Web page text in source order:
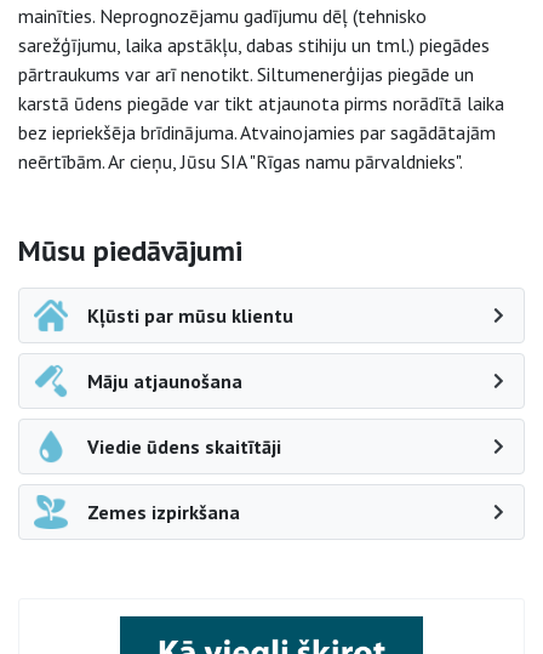
mainīties. Neprognozējamu gadījumu dēļ (tehnisko
sarežģījumu, laika apstākļu, dabas stihiju un tml.) piegādes
pārtraukums var arī nenotikt. Siltumenerģijas piegāde un
karstā ūdens piegāde var tikt atjaunota pirms norādītā laika
bez iepriekšēja brīdinājuma. Atvainojamies par sagādātajām
neērtībām. Ar cieņu, Jūsu SIA "Rīgas namu pārvaldnieks".
Sāna navigācija
Mūsu piedāvājumi
Kļūsti par mūsu klientu
Māju atjaunošana
Viedie ūdens skaitītāji
Zemes izpirkšana